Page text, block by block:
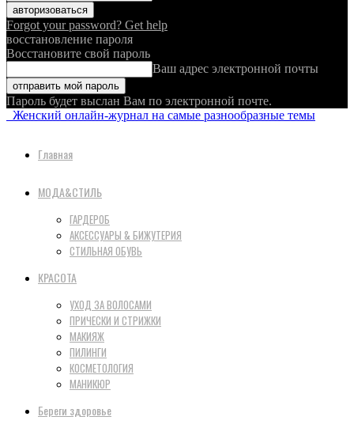
Forgot your password? Get help
восстановление пароля
Восстановите свой пароль
Ваш адрес электронной почты
Пароль будет выслан Вам по электронной почте.
Женский онлайн-журнал на самые разнообразные темы
Главная
МОДА&СТИЛЬ
ГАРДЕРОБ
АКСЕССУАРЫ & БИЖУТЕРИЯ
СТИЛЬНАЯ ОБУВЬ
КРАСОТА
УХОД ЗА ВОЛОСАМИ
ПРИЧЕСКИ И СТРИЖКИ
МАКИЯЖ
ПИЛИНГИ
КОСМЕТОЛОГИЯ
МАНИКЮР
Береги здоровье